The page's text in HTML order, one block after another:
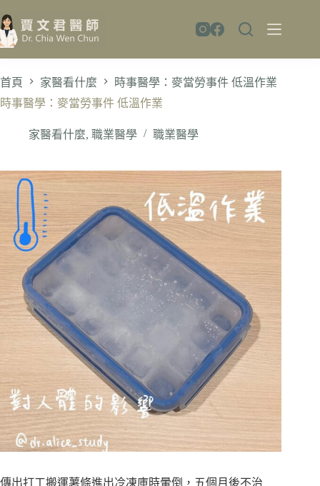
至
主
要
內
容
首頁 家醫看什麼
時事醫學：麥當勞事件 低溫作業
時事醫學：麥當勞事件 低溫作業
家醫看什麼, 職業醫學 職業醫學
傳出打工搬運薯條進出冷凍庫時暈倒，五個月後不治